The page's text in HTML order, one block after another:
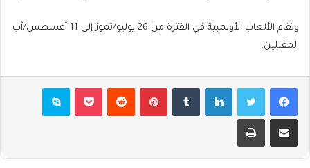
وتقام الألعاب الأولمبية في الفترة من 26 يوليو/تموز إلى 11 أغسطس/آب
المقبلين.
فيسبوكتويتر لينكدإن بينتيريست بوكيت سكايب
مشاركة عبر البريد طباعة